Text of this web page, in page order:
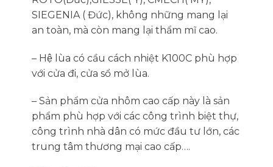
SIEGENIA ( Đức­), không những mang lại
an toàn, mà còn mang lại thẩm mĩ cao.
– Hệ lùa có cầu cách nhiệt K100C phù hợp
với cửa đi, cửa sổ mở lùa.
– Sản phẩm cửa nhôm cao cấp này là sản
phẩm phù hợp với các công trình biệt thự,
công trình nhà dân có mức đầu tư lớn, các
trung tâm thương mại cao cấp….